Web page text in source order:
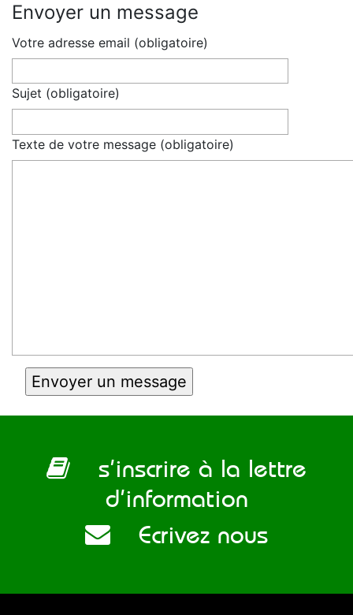
Envoyer un message
Votre adresse email (obligatoire)
Sujet (obligatoire)
Texte de votre message (obligatoire)
s’inscrire à la lettre
d’information
Ecrivez nous